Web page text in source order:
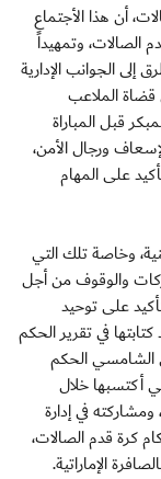
أن هذا الأجتماع
الصالات، وتمهيداً
الجوانب الإدارية
قضاة الملاعب
قبل المباراة
ورجال الأمن،
على المهام
وخاصة تلك التي
والوقوف من أجل
على توحيد
في تقرير الحكم
الشامسي الحكم
أكتسبها خلال
في إدارة
كرة قدم الصالات،
الإماراتية.